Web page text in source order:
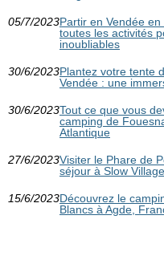
05/7/2023Partir en Vendée
toutes les activités
inoubliables
30/6/2023Plantez votre tente
Vendée : une
30/6/2023Tout ce que vous
camping de
Atlantique
27/6/2023Visiter le Phare de
séjour à Slow
15/6/2023Découvrez le
Blancs à Agde,